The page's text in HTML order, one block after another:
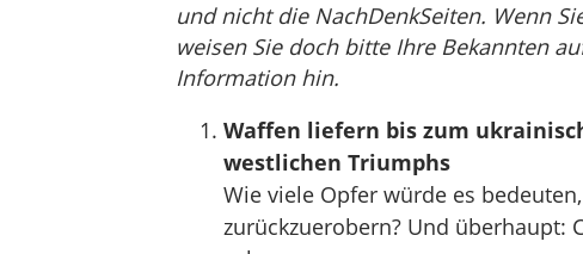
und nicht die NachDenkSeiten. Wenn
weisen Sie doch bitte Ihre Bekannten
Information hin.
Waffen liefern bis zum
westlichen Triumphs
Wie viele Opfer würde es
zurückzuerobern? Und überhaupt: